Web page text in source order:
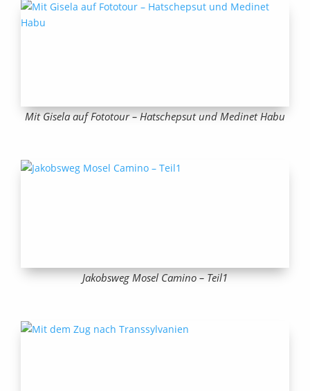
Mit Gisela auf Fototour – Hatschepsut und Medinet Habu
Jakobsweg Mosel Camino – Teil1